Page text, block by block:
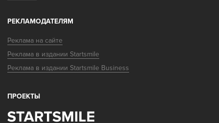
РЕКЛАМОДАТЕЛЯМ
Реклама на сайте
Реклама в издании Startsmile
Реклама в издании Startsmile Business
ПРОЕКТЫ